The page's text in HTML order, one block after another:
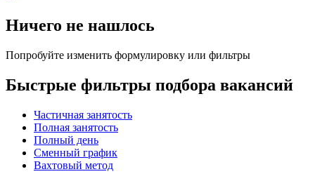
Ничего не нашлось
Попробуйте изменить формулировку или фильтры
Быстрые фильтры подбора вакансий
Частичная занятость
Полная занятость
Полный день
Сменный график
Вахтовый метод